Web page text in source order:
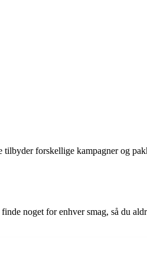
forskellige kampagner og
noget for enhver smag, så du